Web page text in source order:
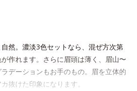
然。濃淡3色セットなら、混ぜ方次第
作れます。さらに眉頭は薄く、眉山〜
デーションもお手のもの。眉を立体的
抜けた印象になります。